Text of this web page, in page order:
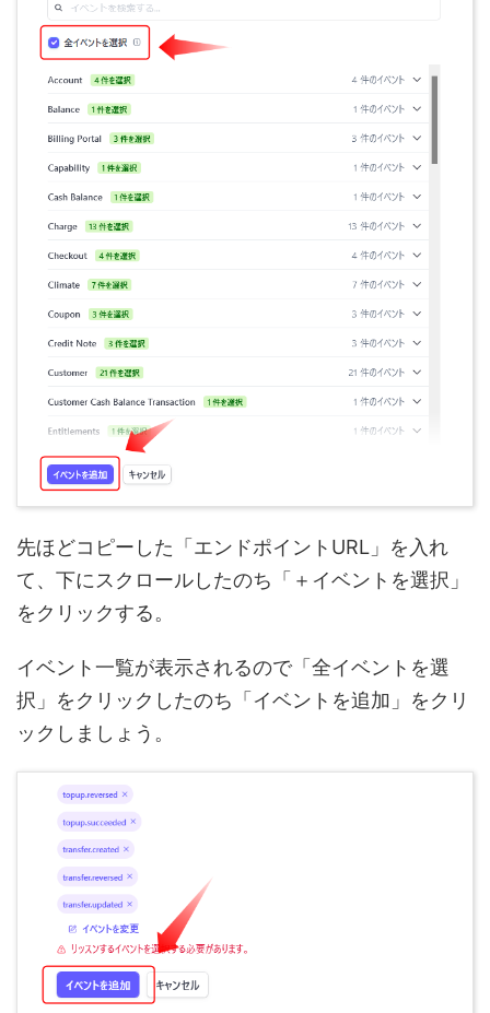
先ほどコピーした「エンドポイントURL」を入れ
て、下にスクロールしたのち「＋イベントを選択」
をクリックする。
イベント一覧が表示されるので「全イベントを選
択」をクリックしたのち「イベントを追加」をクリ
ックしましょう。